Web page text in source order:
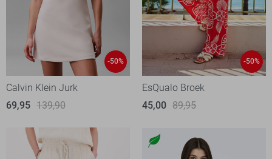
-50%
Calvin Klein Jurk
69,95 139,90
-50%
EsQualo Broek
45,00 89,95